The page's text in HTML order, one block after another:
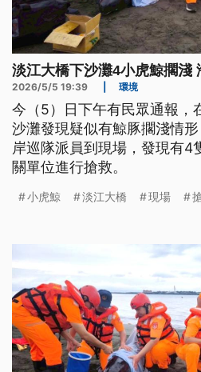
淡江大橋下沙灘4小虎鯨擱淺
2026/5/5 19:39 環境
今（5）日下午有民眾通報，
沙灘發現疑似有鯨豚擱淺情
岸巡隊派員到現場，發現有4
關單位進行搶救。
小虎鯨 淡江大橋 現場